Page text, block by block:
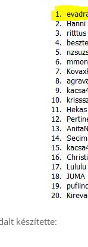
készítette: